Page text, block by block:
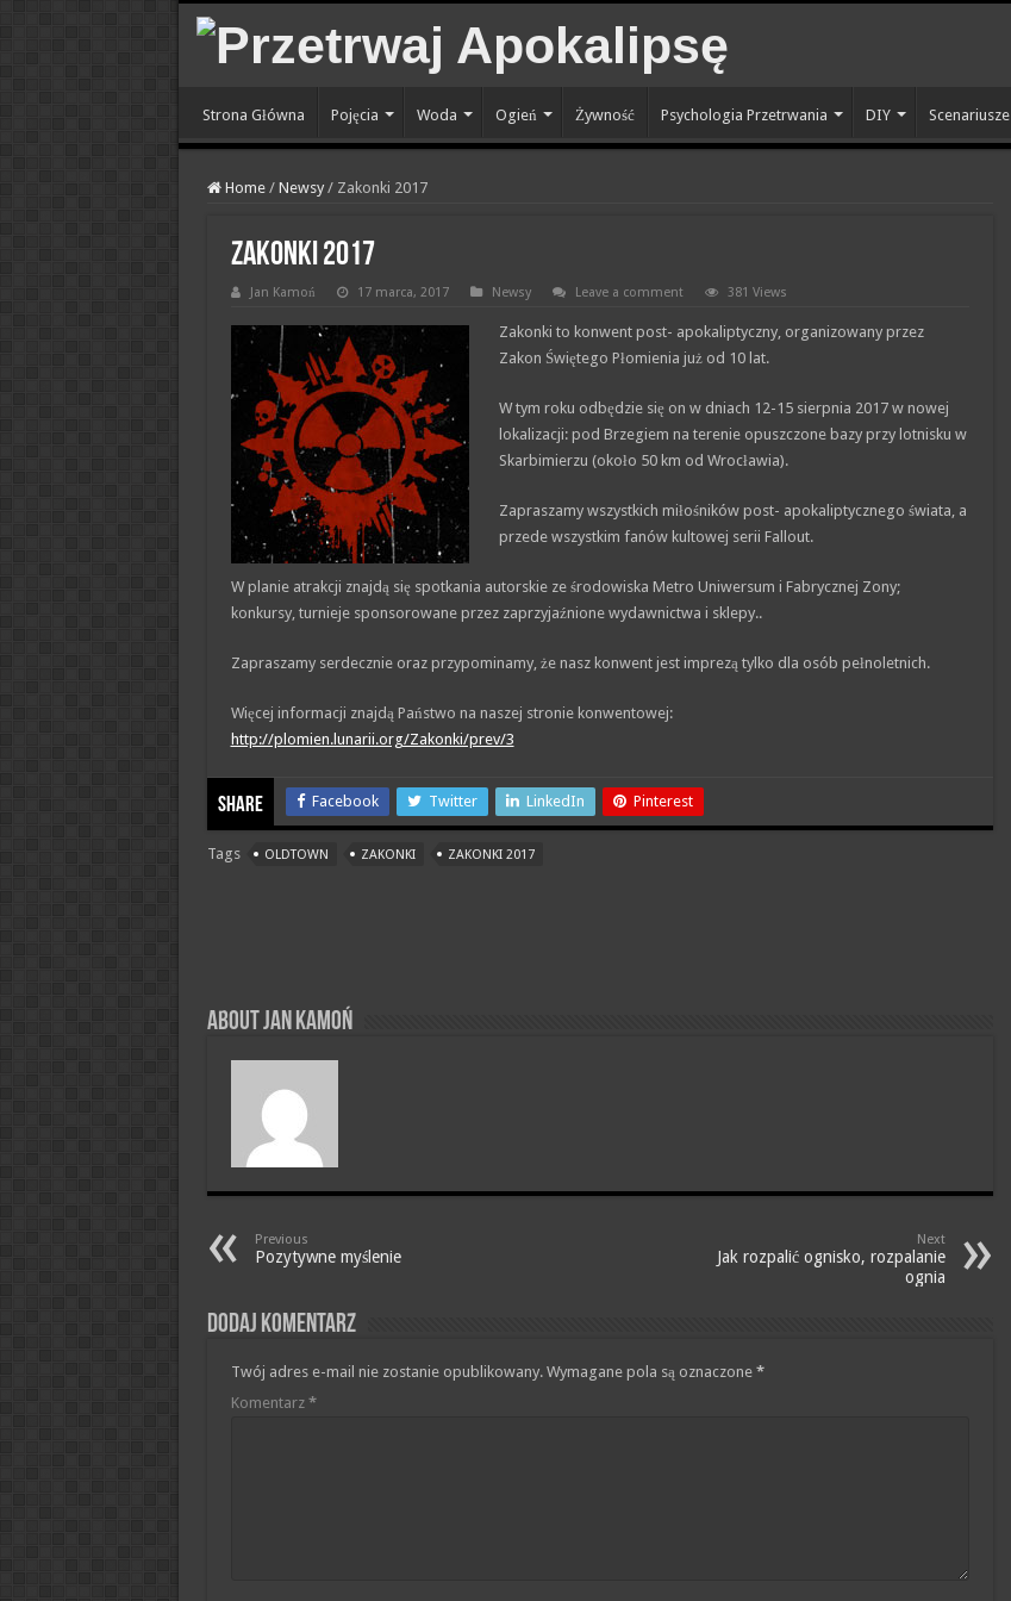
Strona Główna Pojęcia Woda Ogień Żywność Psychologia Przetrwania DIY Scenariusze
Home / Newsy / Zakonki 2017
Zakonki 2017
Jan Kamoń 17 marca, 2017 Newsy Leave a comment 381 Views
Zakonki to konwent post- apokaliptyczny, organizowany przez
Zakon Świętego Płomienia już od 10 lat.
W tym roku odbędzie się on w dniach 12-15 sierpnia 2017 w nowej
lokalizacji: pod Brzegiem na terenie opuszczone bazy przy lotnisku w
Skarbimierzu (około 50 km od Wrocławia).
Zapraszamy wszystkich miłośników post- apokaliptycznego świata, a
przede wszystkim fanów kultowej serii Fallout.
W planie atrakcji znajdą się spotkania autorskie ze środowiska Metro Uniwersum i Fabrycznej Zony;
konkursy, turnieje sponsorowane przez zaprzyjaźnione wydawnictwa i sklepy..
Zapraszamy serdecznie oraz przypominamy, że nasz konwent jest imprezą tylko dla osób pełnoletnich.
Więcej informacji znajdą Państwo na naszej stronie konwentowej:
http://plomien.lunarii.org/Zakonki/prev/3
Share Facebook Twitter LinkedIn Pinterest
Tags OLDTOWN ZAKONKI ZAKONKI 2017
About Jan Kamoń
Previous
Pozytywne myślenie
Next
Jak rozpalić ognisko, rozpalanie
ognia
Dodaj komentarz
Twój adres e-mail nie zostanie opublikowany. Wymagane pola są oznaczone *
Komentarz *